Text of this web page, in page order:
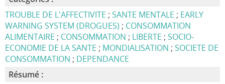
TROUBLE DE L'AFFECTIVITE ; SANTE MENTALE ; EARLY
WARNING SYSTEM (DROGUES) ; CONSOMMATION
ALIMENTAIRE ; CONSOMMATION ; LIBERTE ; SOCIO-
ECONOMIE DE LA SANTE ; MONDIALISATION ; SOCIETE DE
CONSOMMATION ; DEPENDANCE
Résumé :